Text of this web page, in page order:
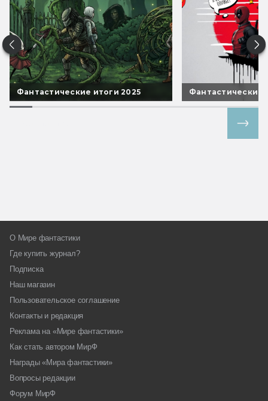
Фантастические итоги 2025 Фантастические
О Мире фантастики
Где купить журнал?
Подписка
Наш магазин
Пользовательское соглашение
Контакты и редакция
Реклама на «Мире фантастики»
Как стать автором МирФ
Награды «Мира фантастики»
Вопросы редакции
Форум МирФ